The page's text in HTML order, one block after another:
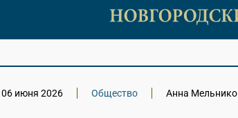
06 июня 2026 Общество Анна